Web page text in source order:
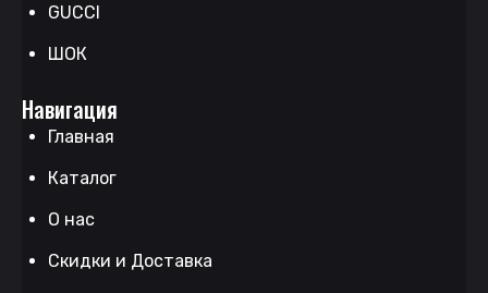
GUCCI
ШОК
Навигация
Главная
Каталог
О нас
Скидки и Доставка